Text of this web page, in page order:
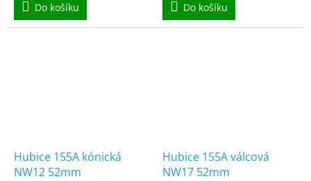
Do košíku
Do košíku
Hubice 155A kónická
NW12 52mm
Hubice 155A válcová
NW17 52mm